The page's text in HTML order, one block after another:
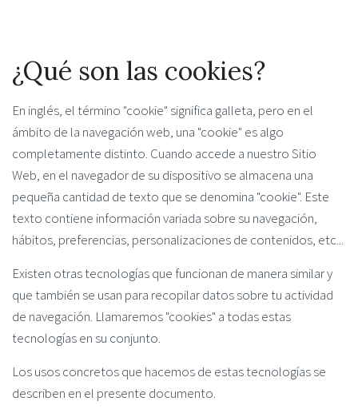
¿Qué son las cookies?
En inglés, el término "cookie" significa galleta, pero en el
ámbito de la navegación web, una "cookie" es algo
completamente distinto. Cuando accede a nuestro Sitio
Web, en el navegador de su dispositivo se almacena una
pequeña cantidad de texto que se denomina "cookie". Este
texto contiene información variada sobre su navegación,
hábitos, preferencias, personalizaciones de contenidos, etc...
Existen otras tecnologías que funcionan de manera similar y
que también se usan para recopilar datos sobre tu actividad
de navegación. Llamaremos "cookies" a todas estas
tecnologías en su conjunto.
Los usos concretos que hacemos de estas tecnologías se
describen en el presente documento.